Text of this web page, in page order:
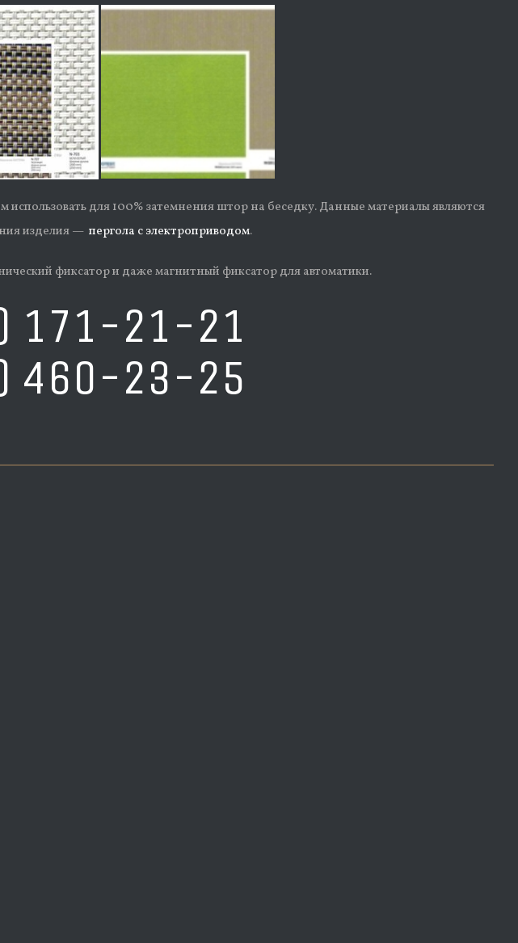
для 100% затемнения штор на беседку. Данные материалы являются
изделия — пергола с электроприводом.
фиксатор и даже магнитный фиксатор для автоматики.
171-21-21
460-23-25